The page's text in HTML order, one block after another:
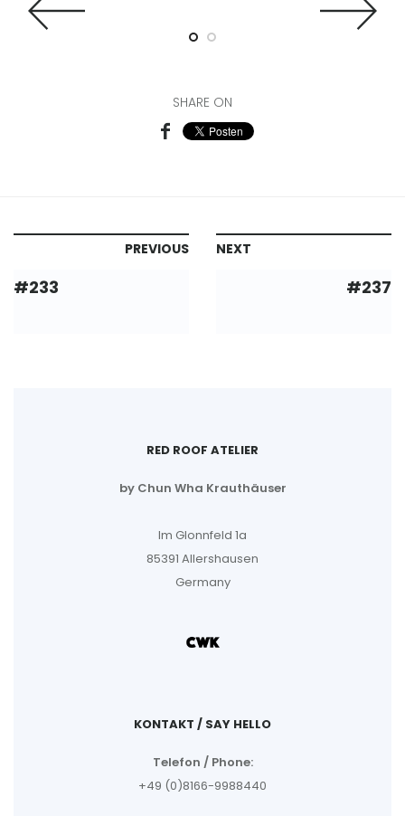
SHARE ON
PREVIOUS
#233
NEXT
#237
RED ROOF ATELIER
by Chun Wha Krauthäuser
Im Glonnfeld 1a
85391 Allershausen
Germany
KONTAKT / SAY HELLO
Telefon / Phone:
+49 (0)8166-9988440